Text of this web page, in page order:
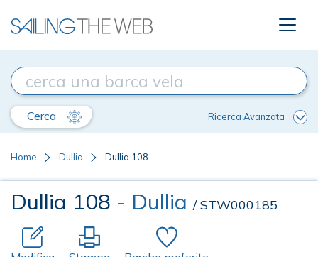
Cerca Ricerca Avanzata
Home Dullia Dullia 108
Dullia 108 - Dullia / STW000185